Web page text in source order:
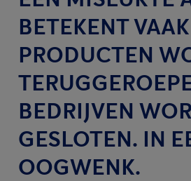
BETEKENT
PRODUCTEN
BEDRIJVEN
GESLOTEN. IN
OOGWENK.